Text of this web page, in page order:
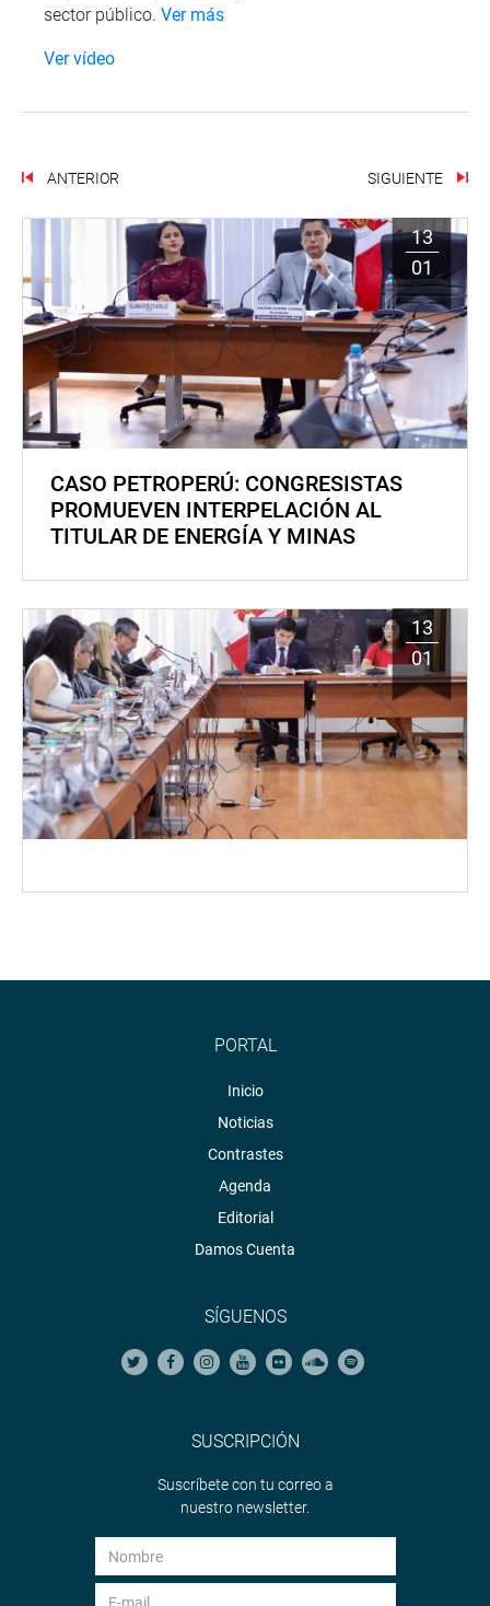
sector público. Ver más
Ver vídeo
ANTERIOR SIGUIENTE
13
01
CASO PETROPERÚ: CONGRESISTAS
PROMUEVEN INTERPELACIÓN AL
TITULAR DE ENERGÍA Y MINAS
13
01
PORTAL
Inicio
Noticias
Contrastes
Agenda
Editorial
Damos Cuenta
SÍGUENOS
SUSCRIPCIÓN
Suscríbete con tu correo a
nuestro newsletter.